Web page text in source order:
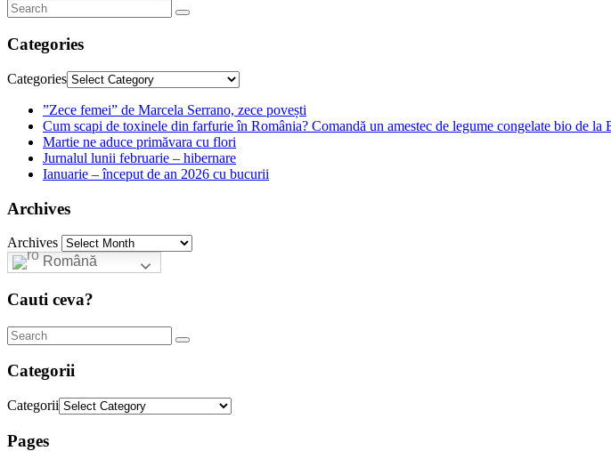
Categories
Categories
”Zece femei” de Marcela Serrano, zece povești
Cum scapi de toxinele din farfurie în România? Comandă un amestec de legume congelate bio de la
Martie ne aduce primăvara cu flori
Jurnalul lunii februarie – hibernare
Ianuarie – început de an 2026 cu bucurii
Archives
Archives
Română
Cauti ceva?
Categorii
Categorii
Pages